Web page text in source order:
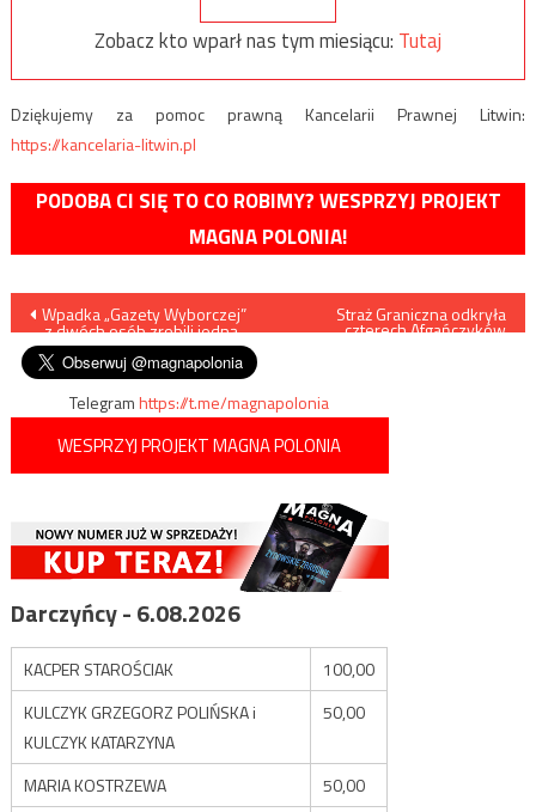
Zobacz kto wparł nas tym miesiącu: Tutaj
Dziękujemy za pomoc prawną Kancelarii Prawnej Litwin:
https://kancelaria-litwin.pl
PODOBA CI SIĘ TO CO ROBIMY? WESPRZYJ PROJEKT
MAGNA POLONIA!
Nawigacja
wpisu
Wpadka „Gazety Wyborczej”
– z dwóch osób zrobili jedną
Straż Graniczna odkryła
czterech Afgańczyków
Telegramhttps://t.me/magnapolonia
WESPRZYJ PROJEKT MAGNA POLONIA
Darczyńcy - 6.08.2026
KACPER STAROŚCIAK
100,00
KULCZYK GRZEGORZ POLIŃSKA i
KULCZYK KATARZYNA
50,00
MARIA KOSTRZEWA 50,00